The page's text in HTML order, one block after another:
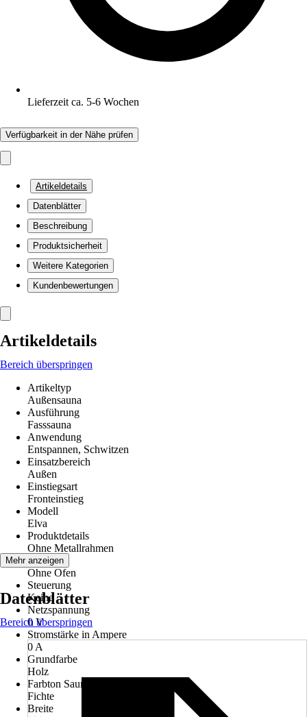
Lieferzeit ca. 5-6 Wochen
Verfügbarkeit in der Nähe prüfen
Artikeldetails
Datenblätter
Beschreibung
Produktsicherheit
Weitere Kategorien
Kundenbewertungen
Artikeldetails
Bereich überspringen
Artikeltyp
Außensauna
Ausführung
Fasssauna
Anwendung
Entspannen, Schwitzen
Einsatzbereich
Außen
Einstiegsart
Fronteinstieg
Modell
Elva
Produktdetails
Ohne Metallrahmen
Ofen Typ
Ohne Ofen
Steuerung
Keine
Netzspannung
0 V
Stromstärke in Ampere
0 A
Grundfarbe
Holz
Farbton Sauna
Fichte
Breite
Mehr anzeigen
Datenblätter
Bereich überspringen